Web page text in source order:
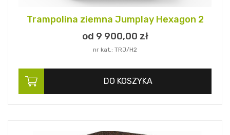
Trampolina ziemna Jumplay Hexagon 2
od 9 900,00 zł
nr kat.: TRJ/H2
DO KOSZYKA